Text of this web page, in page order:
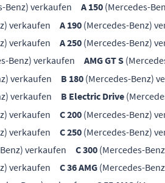
Benz) verkaufen A 150 (Mercedes-
verkaufen A 190 (Mercedes-Benz)
verkaufen A 250 (Mercedes-Benz)
Benz) verkaufen AMG GT S
verkaufen B 180 (Mercedes-Benz)
verkaufen B Electric Drive
verkaufen C 200 (Mercedes-Benz)
verkaufen C 250 (Mercedes-Benz)
verkaufen C 300 (Mercedes-
verkaufen C 36 AMG (Mercedes-